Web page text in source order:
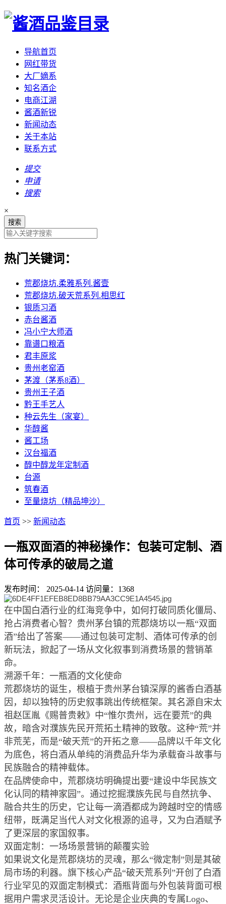
导航首页
网红带货
大厂嫡系
知名酒企
电商江湖
酱酒新锐
新闻动态
关于本站
联系方式
提交
申请
搜索
×
热门关键词：
荒郡烧坊.柔雅系列.酱壹
荒郡烧坊.破天荒系列.相思红
银质习酒
赤台酱酒
冯小宁大师酒
靠谱口粮酒
君丰原浆
贵州老窑酒
茅渡（茅系8酒）
贵州王子酒
黔王手艺人
种云先生（家宴）
华醇酱
酱工场
汉台福酒
醇中醇龙年定制酒
台源
筑春酒
至量烧坊（精品坤沙）
首页 >> 新闻动态
一瓶双面酒的神秘操作：包装可定制、酒
体可传承的破局之道
发布时间： 2025-04-14 访问量：1368
在中国白酒行业的红海竞争中，如何打破同质化僵局、
抢占消费者心智？贵州茅台镇的荒郡烧坊以一瓶“双面
酒”给出了答案——通过包装可定制、酒体可传承的创
新玩法，掀起了一场从文化叙事到消费场景的营销革
命。
溯源千年：一瓶酒的文化使命
荒郡烧坊的诞生，根植于贵州茅台镇深厚的酱香白酒基
因，却以独特的历史叙事跳出传统框架。其名源自宋太
祖赵匡胤《赐普贵敕》中“惟尔贵州，远在要荒”的典
故，暗含对濮族先民开荒拓土精神的致敬。这种“荒”并
非荒芜，而是“破天荒”的开拓之意——品牌以千年文化
为底色，将白酒从单纯的消费品升华为承载奋斗故事与
民族融合的精神载体。
在品牌使命中，荒郡烧坊明确提出要“建设中华民族文
化认同的精神家园”。通过挖掘濮族先民与自然抗争、
融合共生的历史，它让每一滴酒都成为跨越时空的情感
纽带，既满足当代人对文化根源的追寻，又为白酒赋予
了更深层的家国叙事。
双面定制：一场场景营销的颠覆实验
如果说文化是荒郡烧坊的灵魂，那么“微定制”则是其破
局市场的利器。旗下核心产品“破天荒系列”开创了白酒
行业罕见的双面定制模式：酒瓶背面与外包装背面可根
据用户需求灵活设计。无论是企业庆典的专属Logo、